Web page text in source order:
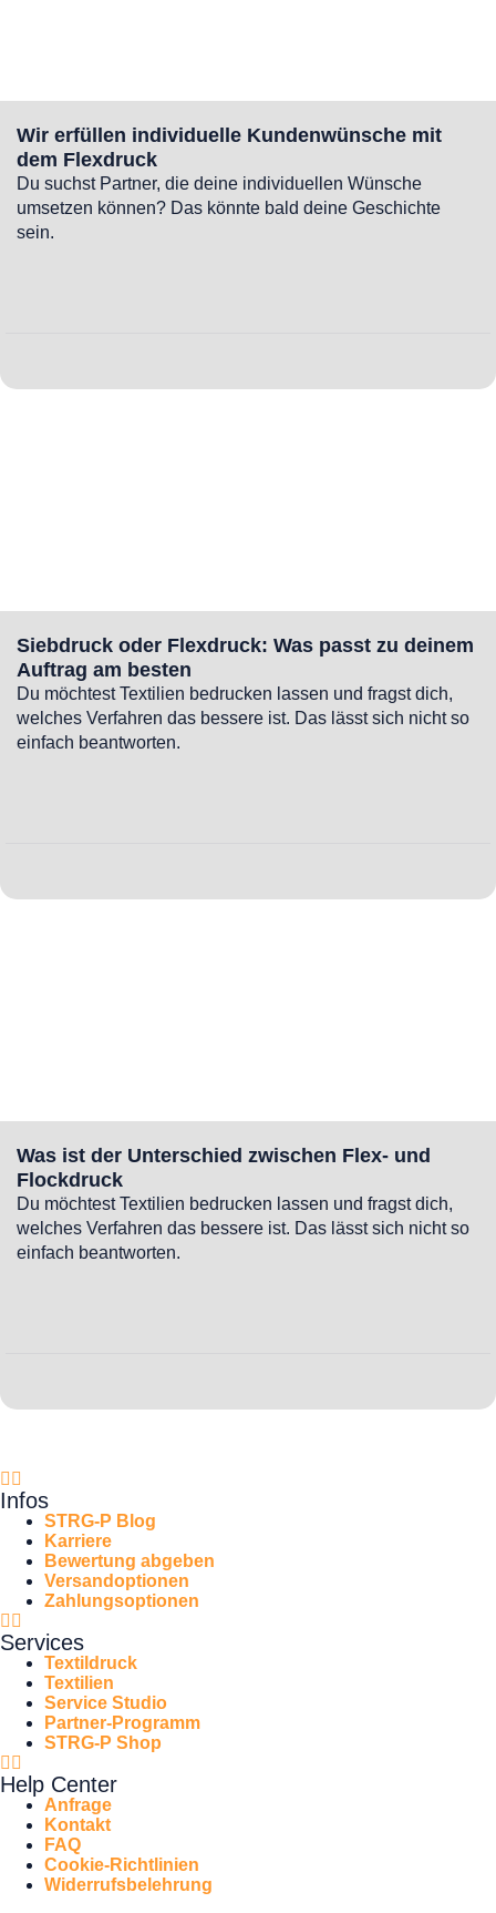
Wir erfüllen individuelle Kundenwünsche mit
dem Flexdruck
Du suchst Partner, die deine individuellen Wünsche
umsetzen können? Das könnte bald deine Geschichte
sein.
Siebdruck oder Flexdruck: Was passt zu deinem
Auftrag am besten
Du möchtest Textilien bedrucken lassen und fragst dich,
welches Verfahren das bessere ist. Das lässt sich nicht so
einfach beantworten.
Was ist der Unterschied zwischen Flex- und
Flockdruck
Du möchtest Textilien bedrucken lassen und fragst dich,
welches Verfahren das bessere ist. Das lässt sich nicht so
einfach beantworten.
Infos
STRG-P Blog
Karriere
Bewertung abgeben
Versandoptionen
Zahlungsoptionen
Services
Textildruck
Textilien
Service Studio
Partner-Programm
STRG-P Shop
Help Center
Anfrage
Kontakt
FAQ
Cookie-Richtlinien
Widerrufsbelehrung